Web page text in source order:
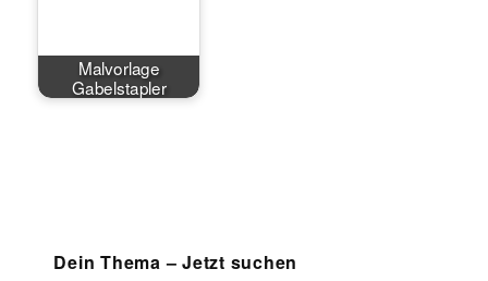
Malvorlage
Gabelstapler
Dein Thema – Jetzt suchen